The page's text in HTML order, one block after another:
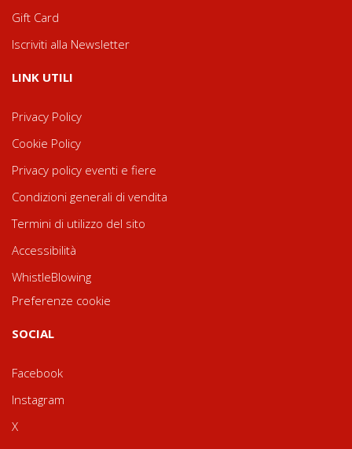
Gift Card
Iscriviti alla Newsletter
LINK UTILI
Privacy Policy
Cookie Policy
Privacy policy eventi e fiere
Condizioni generali di vendita
Termini di utilizzo del sito
Accessibilità
WhistleBlowing
Preferenze cookie
SOCIAL
Facebook
Instagram
X